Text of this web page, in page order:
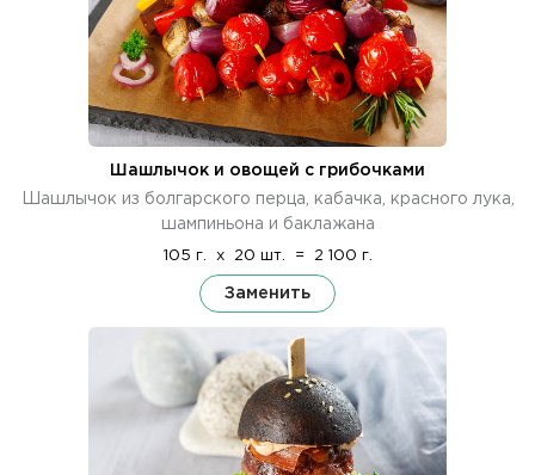
Шашлычок и овощей с грибочками
Шашлычок из болгарского перца, кабачка, красного лука,
шампиньона и баклажана
105 г. x 20 шт. = 2 100 г.
Заменить